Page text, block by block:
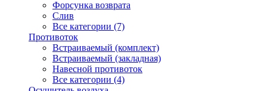
Форсунка возврата
Слив
Все категории (7)
Противоток
Встраиваемый (комплект)
Встраиваемый (закладная)
Навесной противоток
Все категории (4)